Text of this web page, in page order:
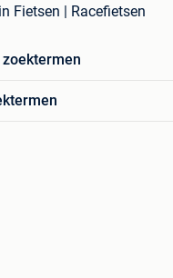
Fietsen | Racefietsen